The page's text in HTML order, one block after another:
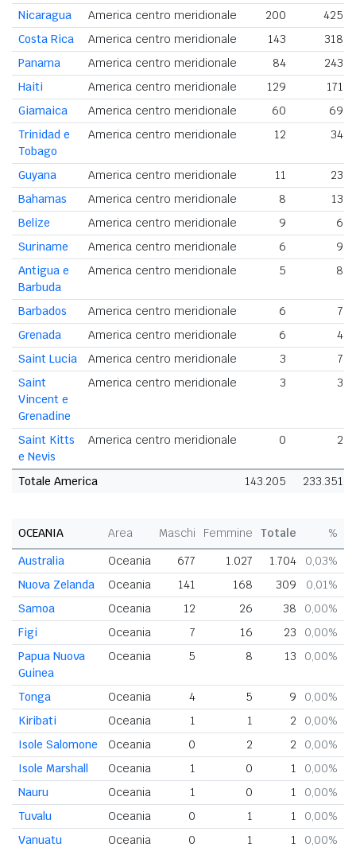
Nicaragua
America centro meridionale 200
425
Costa Rica
America centro meridionale 143
318
Panama
America centro meridionale 84
243
Haiti
America centro meridionale 129
171
Giamaica
America centro meridionale 60
69
Trinidad e
Tobago
America centro meridionale 12 34
Guyana America centro meridionale 11
23
Bahamas
America centro meridionale 8
13
Belize
America centro meridionale 9
6
Suriname
America centro meridionale 6
9
Antigua e
Barbuda
America centro meridionale 5 8
Barbados America centro meridionale 6
7
Grenada
America centro meridionale 6
4
Saint Lucia
America centro meridionale 3
7
Saint
Vincent e
Grenadine
America centro meridionale 3 3
Saint Kitts
e Nevis
America centro meridionale 0 2
Totale America 143.205 233.351
OCEANIA Area Maschi Femmine Totale
%
Australia
Oceania 677 1.027 1.704
0,03%
Nuova Zelanda
Oceania 141 168 309
0,01%
Samoa
Oceania 12 26 38
0,00%
Figi
Oceania 7 16 23
0,00%
Papua Nuova
Guinea
Oceania 5 8 13 0,00%
Tonga Oceania 4 5 9
0,00%
Kiribati
Oceania 1 1 2
0,00%
Isole Salomone
Oceania 0 2 2
0,00%
Isole Marshall
Oceania 1 0 1
0,00%
Nauru
Oceania 1 0 1
0,00%
Tuvalu
Oceania 0 1 1
0,00%
Vanuatu
Oceania 0 1 1 0,00%